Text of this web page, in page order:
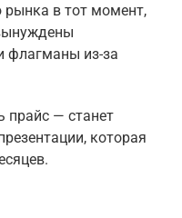
в тот момент,
флагманы из-за
прайс — станет
которая